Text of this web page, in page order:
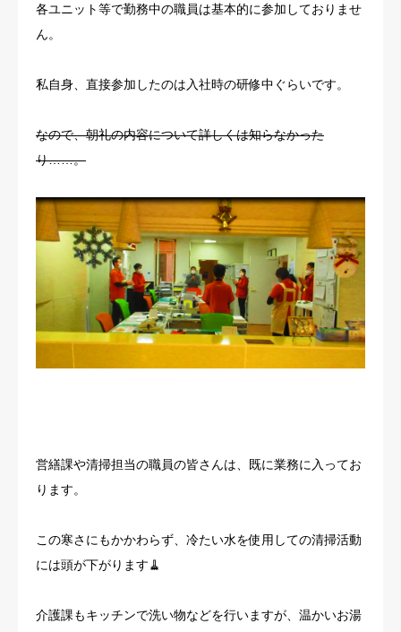
各ユニット等で勤務中の職員は基本的に参加しておりませ
ん。
私自身、直接参加したのは入社時の研修中ぐらいです。
なので、朝礼の内容について詳しくは知らなかった
り……。
営繕課や清掃担当の職員の皆さんは、既に業務に入ってお
ります。
この寒さにもかかわらず、冷たい水を使用しての清掃活動
には頭が下がります🧹
介護課もキッチンで洗い物などを行いますが、温かいお湯